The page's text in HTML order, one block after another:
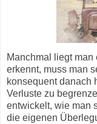
Manchmal liegt
erkennt, muss man
konsequent danach
Verluste zu
entwickelt, wie man
die eigenen